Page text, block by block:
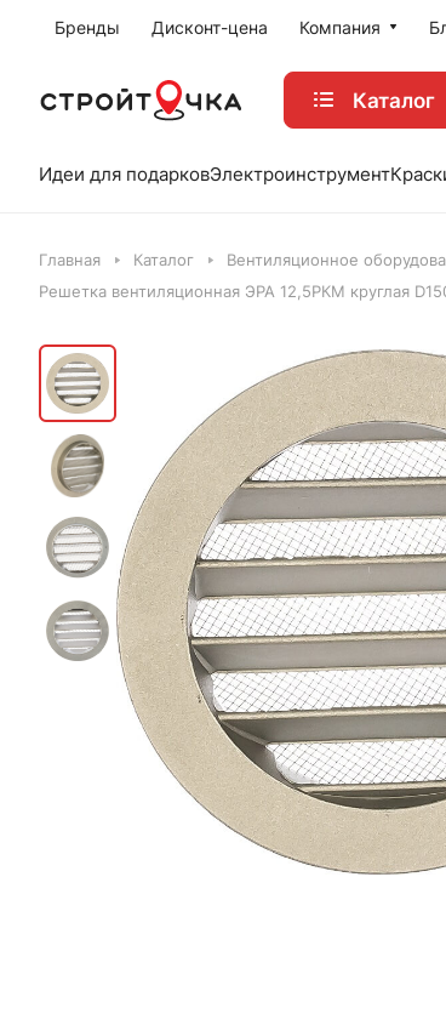
Бренды Дисконт-цена Компания
Каталог
Идеи для подарковЭлектроинструмент
Главная Каталог Вентиляционное
Решетка вентиляционная ЭРА 12,5РКМ круглая